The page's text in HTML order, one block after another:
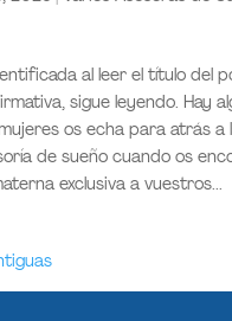
al leer el título del
sigue leyendo. Hay
os echa para atrás a
de sueño cuando os
exclusiva a vuestros...